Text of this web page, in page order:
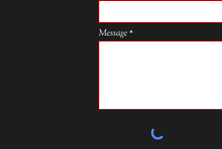
Message